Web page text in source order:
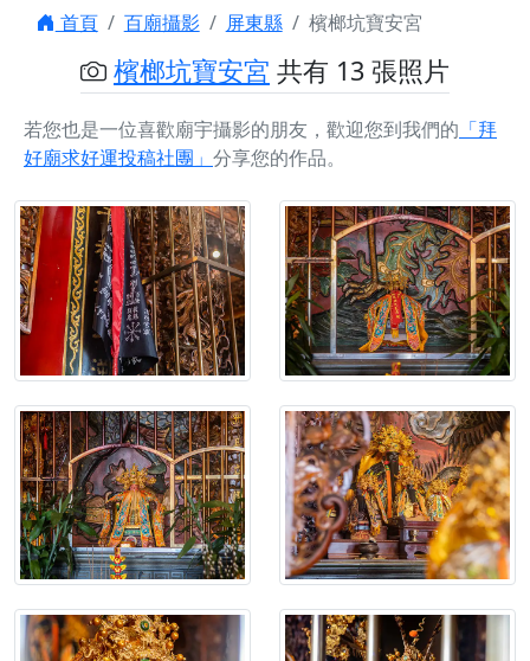
首頁 百廟攝影 屏東縣 檳榔坑寶安宮
檳榔坑寶安宮 共有 13 張照片
若您也是一位喜歡廟宇攝影的朋友，歡迎您到我們的 「拜
好廟求好運投稿社團」 分享您的作品。